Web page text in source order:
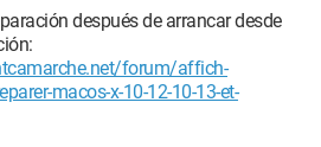
después de arrancar desde
forum/affich-
macos-x-10-12-10-13-et-